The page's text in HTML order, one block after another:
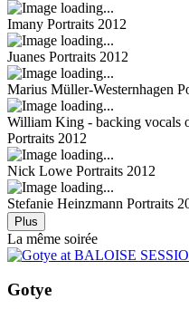
Imany Portraits 2012
Juanes Portraits 2012
Marius Müller-Westernhagen
William King - backing vocals
Portraits 2012
Nick Lowe Portraits 2012
Stefanie Heinzmann Portraits
Plus
La même soirée
Gotye